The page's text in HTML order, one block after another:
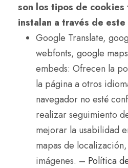
son los tipos de cookies
instalan a través de
Google Translate,
webfonts, google
embeds: Ofrecen la
la página a otros
navegador no esté
realizar seguimiento
mejorar la usabilidad
mapas de
imágenes. – Política